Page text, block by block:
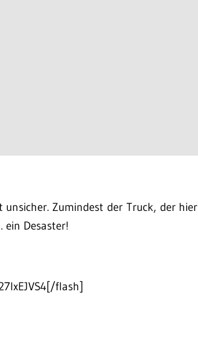
Zumindest der Truck, der hier
Desaster!
flash]